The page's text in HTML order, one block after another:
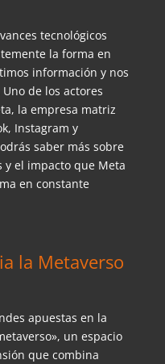
tecnológicos
la forma en
información y nos
de los actores
la empresa matriz
Instagram y
saber más sobre
y el impacto que Meta
en constante
la Metaverso
apuestas en la
un espacio
que combina